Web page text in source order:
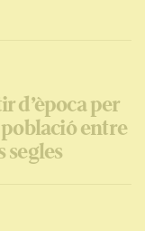
d’època per
entre
segles